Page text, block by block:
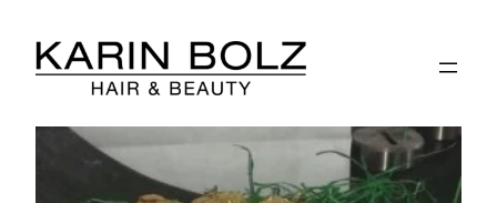
Inhalt
springen